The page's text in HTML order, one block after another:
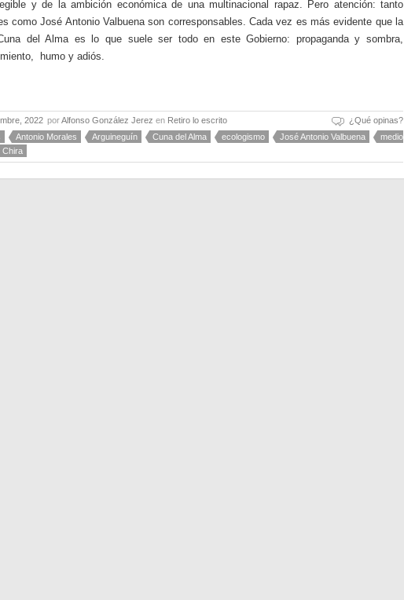
y de la ambición económica de una multinacional rapaz. Pero atención: tanto
como José Antonio Valbuena son corresponsables. Cada vez es más evidente que la
del Alma es lo que suele ser todo en este Gobierno: propaganda y sombra,
humo y adiós.
2022 porAlfonso González Jerez en Retiro lo escrito
¿Qué opinas?
Antonio Morales Arguineguín Cuna del Alma ecologismo José Antonio Valbuena
medio
Chira